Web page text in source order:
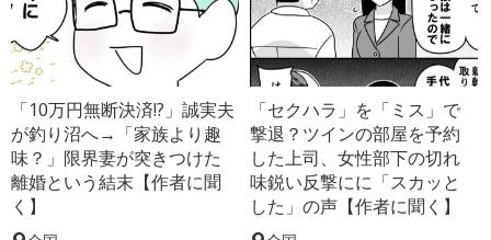
「10万円無断決済!?」誠実夫
が釣り沼へ→「家族より趣
味？」限界妻が突きつけた
離婚という結末【作者に聞
く】
「セクハラ」を「ミス」で
撃退？ツインの部屋を予約
した上司、女性部下の切れ
味鋭い反撃にに「スカッと
した」の声【作者に聞く】